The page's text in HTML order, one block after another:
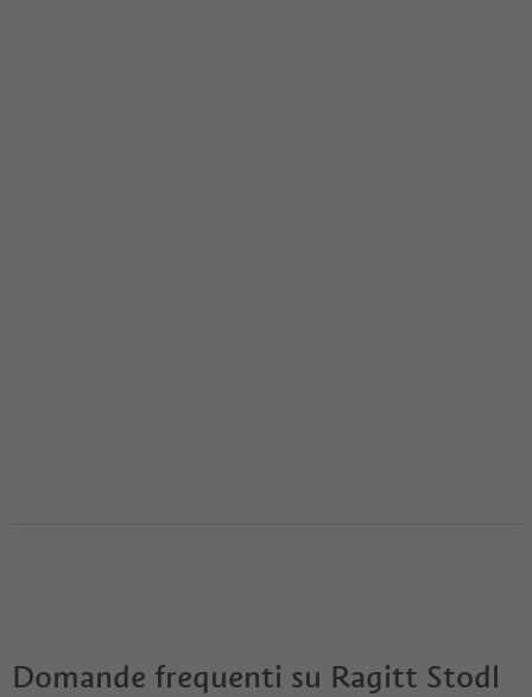
Domande frequenti su Ragitt Stodl